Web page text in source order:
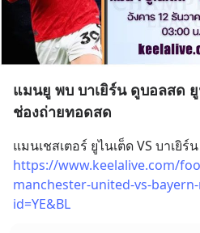
แมนยู พบ บาเยิร์น ดูบอลสด
ช่องถ่ายทอดสด
แมนเชสเตอร์ ยูไนเต็ด VS บาเยิร์
https://www.keelalive.com/
manchester-united-vs-
id=YE&BL